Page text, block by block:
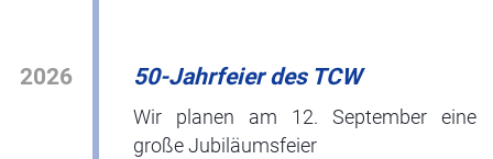
2026 50-Jahrfeier des TCW
Wir planen am 12. September eine
große Jubiläumsfeier